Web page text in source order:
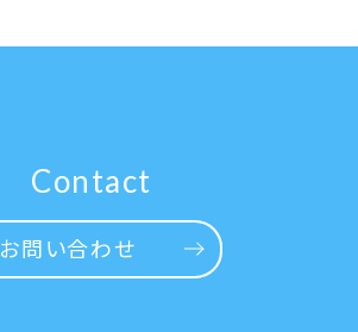
Contact
お問い合わせ